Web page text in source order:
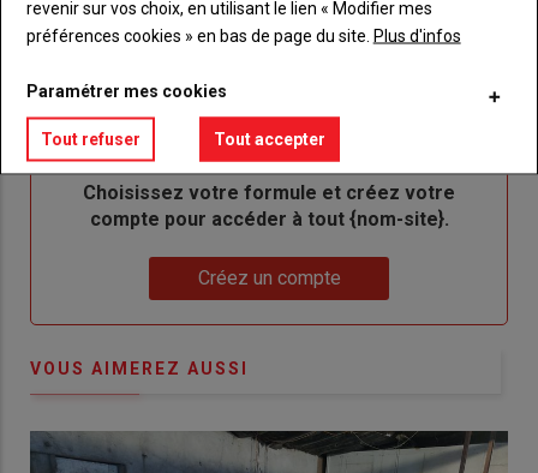
me
connecte"
Sous-
titre
Vous n'êtes pas abonné(e)
TITRE CRÉEZ UN COMPTE
BodyChoisissez votre formule et créez votre
compte pour accéder à tout {nom-site}.
Créez un compte
VOUS AIMEREZ AUSSI
revenir sur vos choix, en utilisant le lien « Modifier mes
préférences cookies » en bas de page du site. Plus d'infos
Paramétrer mes cookies
Tout refuser Tout accepter